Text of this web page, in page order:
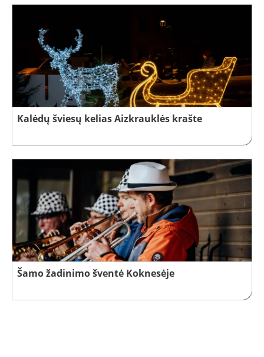
Kalėdų šviesų kelias Aizkrauklės krašte
Šamo žadinimo šventė Koknesėje